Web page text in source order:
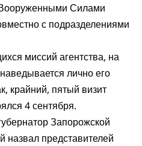
Вооруженными Силами
с подразделениями
миссий агентства, на
лично его
крайний, пятый визит
4 сентября.
Запорожской
назвал представителей